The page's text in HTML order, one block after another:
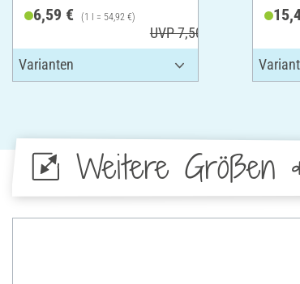
6,59 € (1 l = 54,92 €)
UVP 7,50 €
Weitere Größen